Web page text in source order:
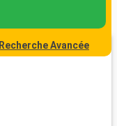
Recherche Avancée